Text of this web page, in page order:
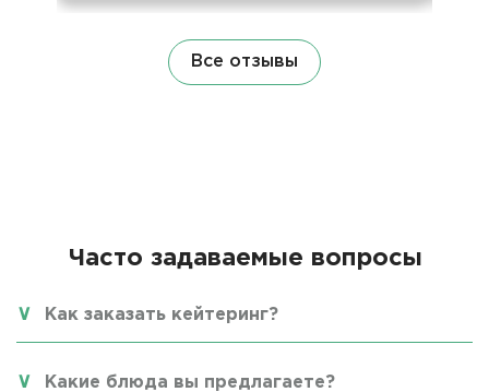
Все отзывы
Часто задаваемые вопросы
Как заказать кейтеринг?
Какие блюда вы предлагаете?